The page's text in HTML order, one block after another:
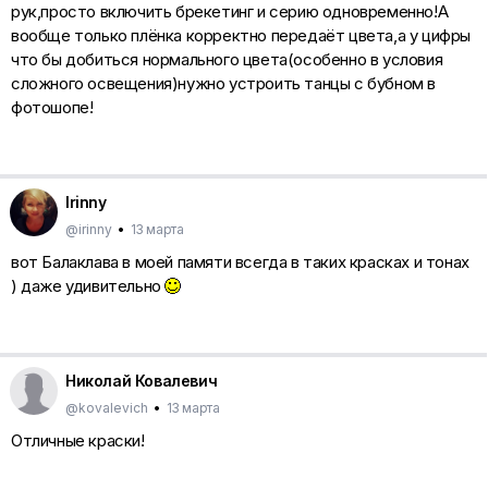
рук,просто включить брекетинг и серию одновременно!А
вообще только плёнка корректно передаёт цвета,а у цифры
что бы добиться нормального цвета(особенно в условия
сложного освещения)нужно устроить танцы с бубном в
фотошопе!
Irinny
@irinny • 13 марта
вот Балаклава в моей памяти всегда в таких красках и тонах
) даже удивительно
Николай Ковалевич
@kovalevich • 13 марта
Отличные краски!